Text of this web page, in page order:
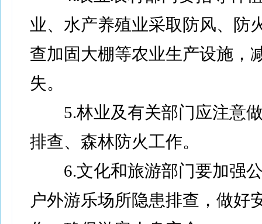
业、水产养殖业采取防风、防
查加固大棚等农业生产设施，
失。
5.林业及有关部门应注意做
排查、森林防火工作。
6.文化和旅游部门要加强公
户外游乐场所隐患排查，做好